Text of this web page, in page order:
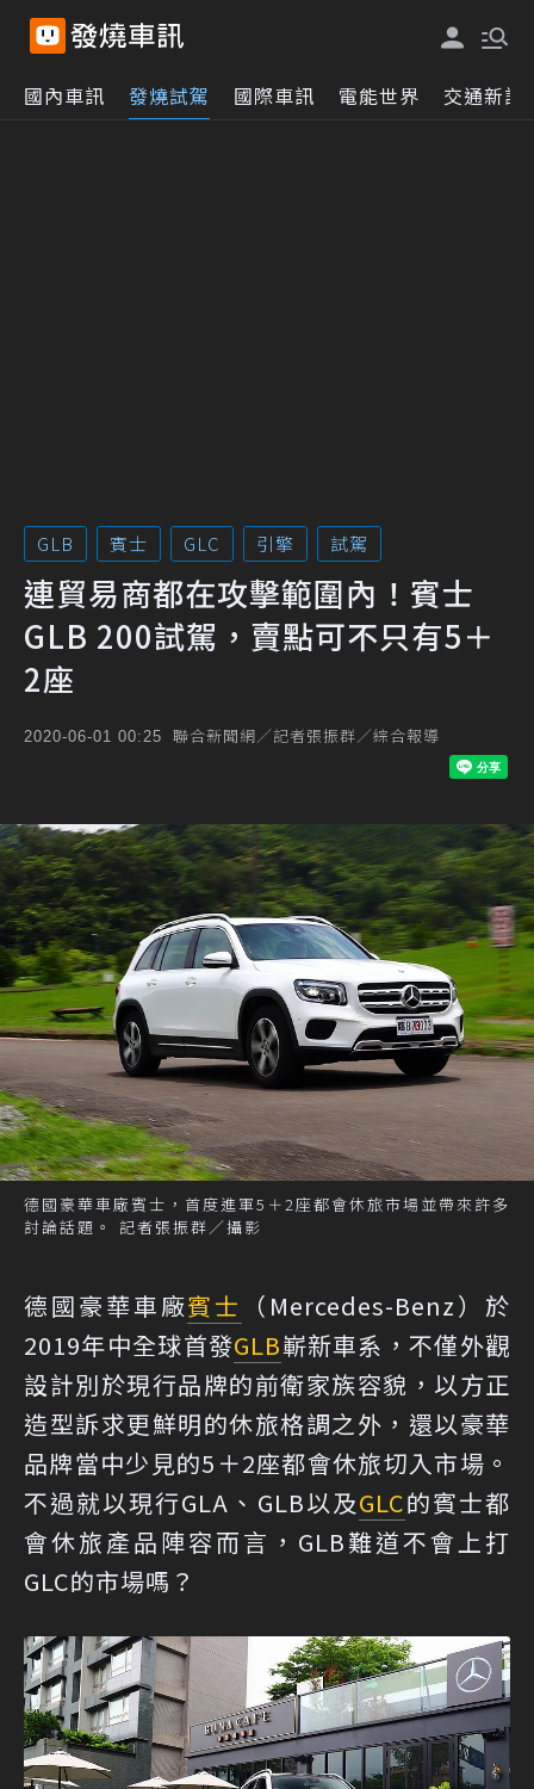
國內車訊 發燒試駕 國際車訊 電能世界 交通新訊
GLB 賓士 GLC 引擎 試駕
連貿易商都在攻擊範圍內！賓士
GLB 200試駕，賣點可不只有5＋
2座
2020-06-01 00:25 聯合新聞網／記者張振群／綜合報導
德國豪華車廠賓士，首度進軍5＋2座都會休旅市場並帶來許多
討論話題。 記者張振群／攝影
德國豪華車廠賓士
（Mercedes-Benz）於
2019年中全球首發GLB嶄新車系，不僅外觀
設計別於現行品牌的前衛家族容貌，以方正
造型訴求更鮮明的休旅格調之外，還以豪華
品牌當中少見的5＋2座都會休旅切入市場。
不過就以現行GLA、GLB以及GLC的賓士都
會休旅產品陣容而言，GLB難道不會上打
GLC的市場嗎？